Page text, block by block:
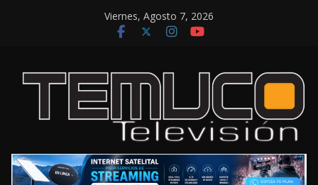
Viernes, Agosto 7, 2026